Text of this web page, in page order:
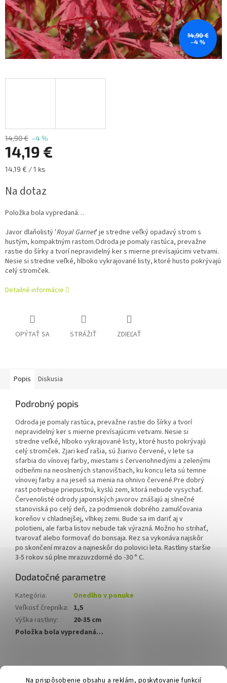
Na prispôsobenie obsahu a reklám, poskytovanie funkcií
14,90 €
–4 %
14,90 € –4 %
14,19 €
Jednotková
14,19 € / 1 ks
Na dotaz
Položka bola vypredaná…
Javor dlaňolistý 'Royal Garnet' je stredne veľký opadavý strom s
hustým, kompaktným rastom.Odroda je pomaly rastúca, prevažne
rastie do šírky a tvorí nepravidelný ker s mierne prevísajúcimi vetvami.
Nesie si stredne veľké, hlboko vykrajované listy, ktoré husto pokrývajú
celý stromček.
Detailné informácie
OPÝTAŤ SA STRÁŽIŤ ZDIEĽAŤ
Popis Diskusia
Podrobný popis
Odroda je pomaly rastúca, prevažne rastie do šírky a tvorí
nepravidelný ker s mierne prevísajúcimi vetvami. Nesie si
stredne veľké, hlboko vykrajované listy, ktoré husto pokrývajú
celý stromček. Zjari keď rašia, sú žiarivo červené, v lete sa
sfarbia do vínovej farby, miestami s červenohnedými a zelenými
odtieňmi na neoslnených stanovištiach, ku koncu leta sú temne
vínovej farby a na jeseň sa menia na ohnivo červené.Pre dobrý
rast potrebuje priepustnú, kyslú zem, ktorá nebude vysychať.
Červenolisté odrody japonských javorov znášajú aj slnečné
stanoviská po celý deň, za podmienok dobrého zamulčovania
koreňov v chladnejšej, vlhkej zemi. Bude sa im dariť aj v
polotieni, ale farba listov nebude tak výrazná. Možno ho strihať,
tvarovať alebo formovať do bonsaja. Rez sa vykonáva najskôr
po skončení mrazov a najneskôr do polovici leta. Rastliny staršie
3-5 rokov sú plne mrazuvzdorné do -30 ° C.
Dodatočné parametre
Kategória:
Onedlho v ponuke
Veľkosť črepníka: 1,5
Výška rastliny:
20-35 cm
Položka bola vypredaná…
á
Hurmikaki.com